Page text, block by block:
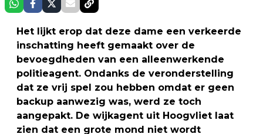
Het lijkt erop dat deze dame een verkeerde
inschatting heeft gemaakt over de
bevoegdheden van een alleenwerkende
politieagent. Ondanks de veronderstelling
dat ze vrij spel zou hebben omdat er geen
backup aanwezig was, werd ze toch
aangepakt. De wijkagent uit Hoogvliet laat
zien dat een grote mond niet wordt